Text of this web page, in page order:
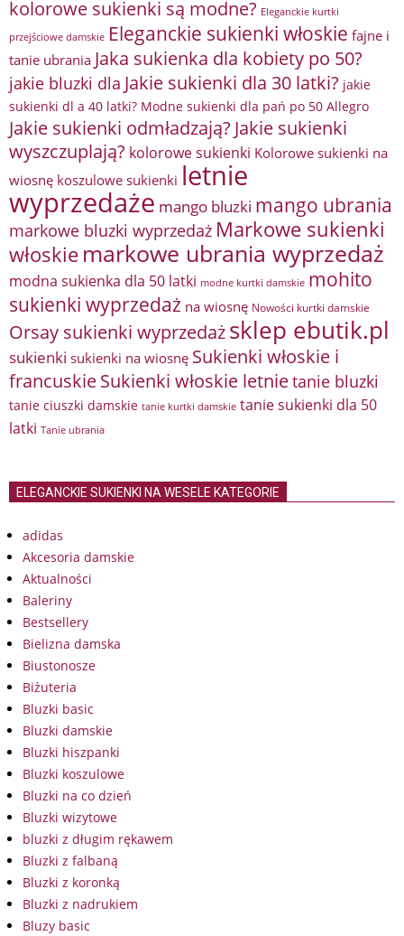
kolorowe sukienki są modne? Eleganckie kurtki
przejściowe damskie Eleganckie sukienki włoskie fajne i
tanie ubrania Jaka sukienka dla kobiety po 50?
jakie bluzki dla Jakie sukienki dla 30 latki? jakie
sukienki dl a 40 latki? Modne sukienki dla pań po 50 Allegro
Jakie sukienki odmładzają? Jakie sukienki
wyszczuplają? kolorowe sukienki Kolorowe sukienki na
wiosnę koszulowe sukienki letnie
wyprzedaże mango bluzki mango ubrania
markowe bluzki wyprzedaż Markowe sukienki
włoskie markowe ubrania wyprzedaż
modna sukienka dla 50 latki modne kurtki damskie mohito
sukienki wyprzedaż na wiosnę Nowości kurtki damskie
Orsay sukienki wyprzedażsklep ebutik.pl
sukienki sukienki na wiosnę Sukienki włoskie i
francuskieSukienki włoskie letnietanie bluzki
tanie ciuszki damskie tanie kurtki damskie tanie sukienki dla 50
latki Tanie ubrania
ELEGANCKIE SUKIENKI NA WESELE KATEGORIE
adidas
Akcesoria damskie
Aktualności
Baleriny
Bestsellery
Bielizna damska
Biustonosze
Biżuteria
Bluzki basic
Bluzki damskie
Bluzki hiszpanki
Bluzki koszulowe
Bluzki na co dzień
Bluzki wizytowe
bluzki z długim rękawem
Bluzki z falbaną
Bluzki z koronką
Bluzki z nadrukiem
Bluzy basic